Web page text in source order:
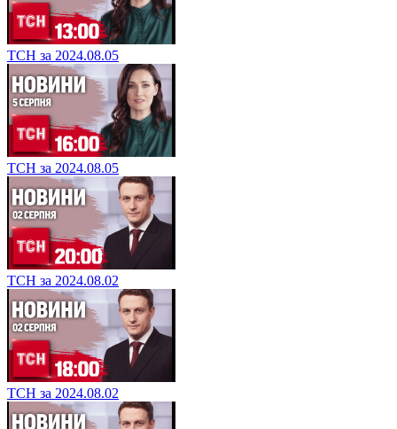
ТСН за 2024.08.05
ТСН за 2024.08.05
ТСН за 2024.08.02
ТСН за 2024.08.02